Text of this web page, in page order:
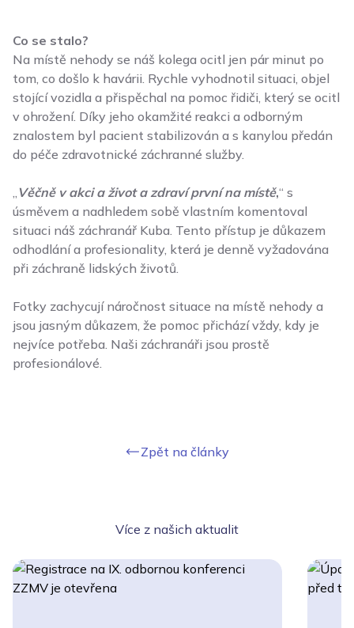
Co se stalo?
Na místě nehody se náš kolega ocitl jen pár minut po
tom, co došlo k havárii. Rychle vyhodnotil situaci, objel
stojící vozidla a přispěchal na pomoc řidiči, který se ocitl
v ohrožení. Díky jeho okamžité reakci a odborným
znalostem byl pacient stabilizován a s kanylou předán
do péče zdravotnické záchranné služby.
„ Věčně v akci a život a zdraví první na místě,“ s
úsměvem a nadhledem sobě vlastním komentoval
situaci náš záchranář Kuba. Tento přístup je důkazem
odhodlání a profesionality, která je denně vyžadována
při záchraně lidských životů.
Fotky zachycují náročnost situace na místě nehody a
jsou jasným důkazem, že pomoc přichází vždy, kdy je
nejvíce potřeba. Naši záchranáři jsou prostě
profesionálové.
Zpět na články
Více z našich aktualit